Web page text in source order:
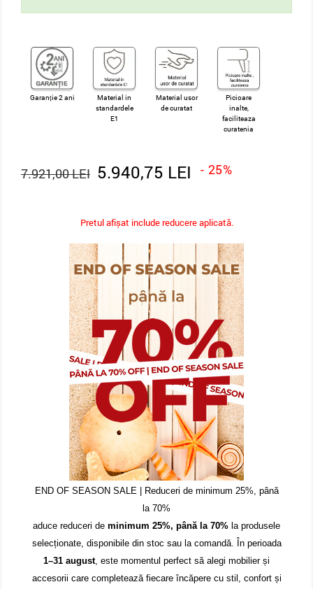
Garanție 2 ani
Material in
standardele
E1
Material usor
de curatat
Picioare
inalte,
faciliteaza
curatenia
5.940,75 LEI - 25%
7.921,00 LEI
Pretul afișat include reducere aplicată.
END OF SEASON SALE | Reduceri de minimum 25%, până
la 70%
aduce reduceri de minimum 25%, până la 70% la produsele
selecționate, disponibile din stoc sau la comandă. În perioada
1–31 august, este momentul perfect să alegi mobilier și
accesorii care completează fiecare încăpere cu stil, confort și